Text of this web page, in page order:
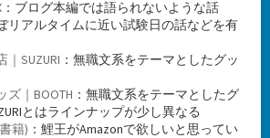
：ブログ本編では語られないような話
リアルタイムに近い試験日の話などを有
SUZURI ：無職文系をテーマとしたグッ
｜BOOTH ：無職文系をテーマとしたグ
とはラインナップが少し異なる
籍) ：鯉王がAmazonで欲しいと思ってい